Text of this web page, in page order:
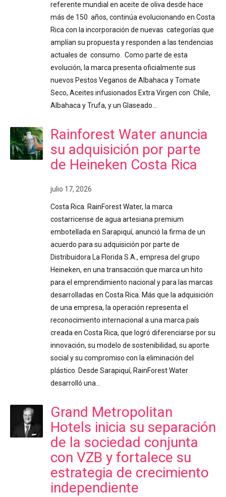
referente mundial en aceite de oliva desde hace
más de 150 años, continúa evolucionando en Costa
Rica con la incorporación de nuevas categorías que
amplían su propuesta y responden a las tendencias
actuales de consumo. Como parte de esta
evolución, la marca presenta oficialmente sus
nuevos Pestos Veganos de Albahaca y Tomate
Seco, Aceites infusionados Extra Virgen con Chile,
Albahaca y Trufa, y un Glaseado…
Rainforest Water anuncia
su adquisición por parte
de Heineken Costa Rica
julio 17, 2026
Costa Rica. RainForest Water, la marca
costarricense de agua artesiana premium
embotellada en Sarapiquí, anunció la firma de un
acuerdo para su adquisición por parte de
Distribuidora La Florida S.A., empresa del grupo
Heineken, en una transacción que marca un hito
para el emprendimiento nacional y para las marcas
desarrolladas en Costa Rica. Más que la adquisición
de una empresa, la operación representa el
reconocimiento internacional a una marca país
creada en Costa Rica, que logró diferenciarse por su
innovación, su modelo de sostenibilidad, su aporte
social y su compromiso con la eliminación del
plástico. Desde Sarapiquí, RainForest Water
desarrolló una…
Grand Metropolitan
Hotels inicia su separación
de la sociedad conjunta
con VZB y fortalece su
estrategia de crecimiento
independiente